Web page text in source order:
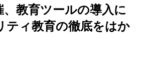
、教育ツールの導入に
ティ教育の徹底をはか